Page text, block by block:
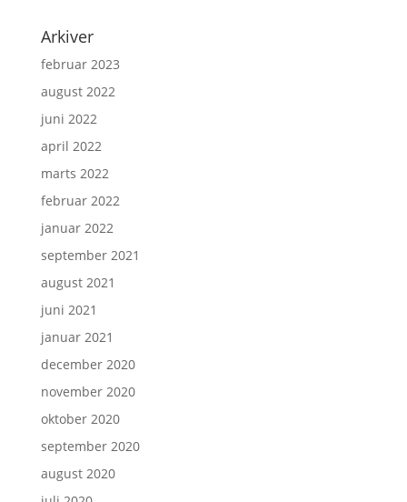
Arkiver
februar 2023
august 2022
juni 2022
april 2022
marts 2022
februar 2022
januar 2022
september 2021
august 2021
juni 2021
januar 2021
december 2020
november 2020
oktober 2020
september 2020
august 2020